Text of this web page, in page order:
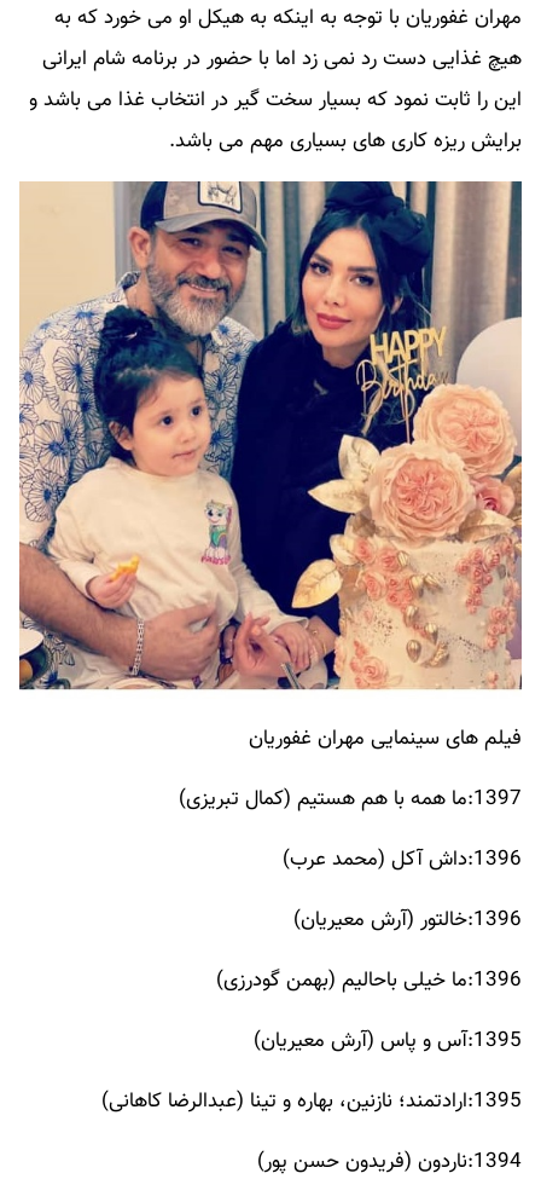
مهران غفوریان با توجه به اینکه به هیکل او می خورد که به
هیچ غذایی دست رد نمی زد اما با حضور در برنامه شام ایرانی
این را ثابت نمود که بسیار سخت گیر در انتخاب غذا می باشد و
برایش ریزه کاری های بسیاری مهم می باشد.
فیلم های سینمایی مهران غفوریان
1397:ما همه با هم هستیم (کمال تبریزی)
1396:داش آکل (محمد عرب)
1396:خالتور (آرش معیریان)
1396:ما خیلی باحالیم (بهمن گودرزی)
1395:آس و پاس (آرش معیریان)
1395:ارادتمند؛ نازنین، بهاره و تینا (عبدالرضا کاهانی)
1394:ناردون (فریدون حسن پور)